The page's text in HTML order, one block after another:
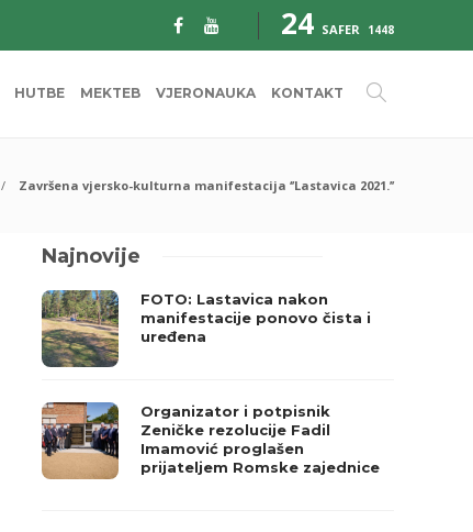
24 SAFER 1448
HUTBE MEKTEB VJERONAUKA KONTAKT
Završena vjersko-kulturna manifestacija ‘’Lastavica 2021.’’
Najnovije
FOTO: Lastavica nakon
manifestacije ponovo čista i
uređena
Organizator i potpisnik
Zeničke rezolucije Fadil
Imamović proglašen
prijateljem Romske zajednice